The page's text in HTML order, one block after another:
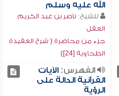
الله عليه وسلم
للشيخ: ناصر بن عبد الكريم
العقل
جزء من محاضرة ( شرح العقيدة
الطحاوية [24])
الفهرس:الآيات
القرآنية الدالة على
الرؤية